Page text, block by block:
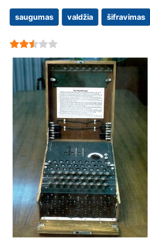
saugumas valdžia šifravimas
User Rating: